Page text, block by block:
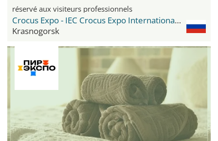
réservé aux visiteurs professionnels
Crocus Expo - IEC Crocus Expo International Exhibition Centre
Krasnogorsk